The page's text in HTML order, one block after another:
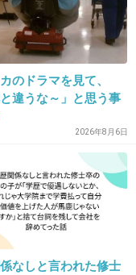
-5
が。
ね。
のドラマを見て、
と違うな～」と思う事
2026年8月6日
なしと言われた修士